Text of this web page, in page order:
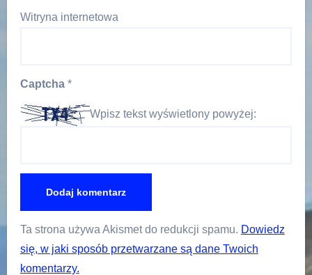
Witryna internetowa
Captcha *
Wpisz tekst wyświetlony powyżej:
Ta strona używa Akismet do redukcji spamu. Dowiedz
się, w jaki sposób przetwarzane są dane Twoich
komentarzy.